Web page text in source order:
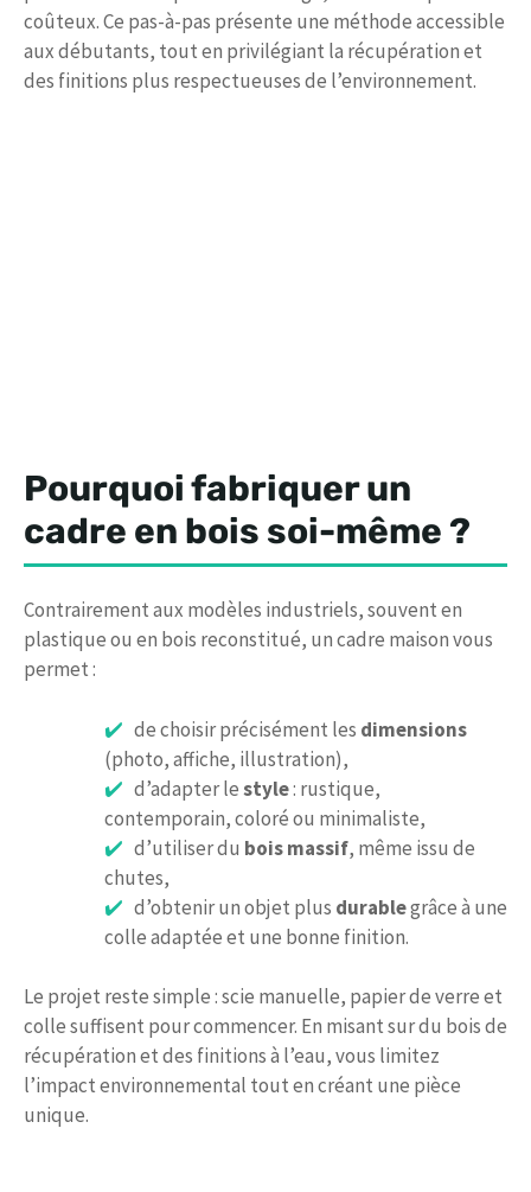
coûteux. Ce pas-à-pas présente une méthode accessible
aux débutants, tout en privilégiant la récupération et
des finitions plus respectueuses de l’environnement.
Pourquoi fabriquer un
cadre en bois soi-même ?
Contrairement aux modèles industriels, souvent en
plastique ou en bois reconstitué, un cadre maison vous
permet :
de choisir précisément les dimensions
(photo, affiche, illustration),
d’adapter lestyle: rustique,
contemporain, coloré ou minimaliste,
d’utiliser du bois massif, même issu de
chutes,
d’obtenir un objet plus durablegrâce à une
colle adaptée et une bonne finition.
Le projet reste simple : scie manuelle, papier de verre et
colle suffisent pour commencer. En misant sur du bois de
récupération et des finitions à l’eau, vous limitez
l’impact environnemental tout en créant une pièce
unique.